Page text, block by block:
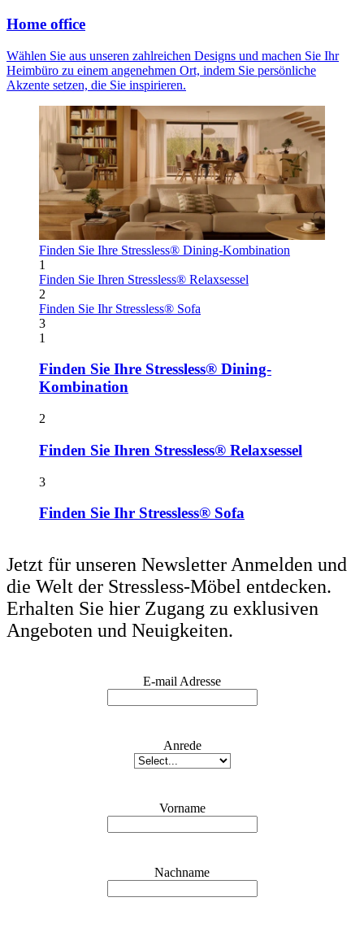
Home office
Wählen Sie aus unseren zahlreichen Designs und machen Sie Ihr
Heimbüro zu einem angenehmen Ort, indem Sie persönliche
Akzente setzen, die Sie inspirieren.
Finden Sie Ihre Stressless® Dining-Kombination
1
Finden Sie Ihren Stressless® Relaxsessel
2
Finden Sie Ihr Stressless® Sofa
3
1
Finden Sie Ihre Stressless® Dining-
Kombination
2
Finden Sie Ihren Stressless® Relaxsessel
3
Finden Sie Ihr Stressless® Sofa
Jetzt für unseren Newsletter Anmelden und
die Welt der Stressless-Möbel entdecken.
Erhalten Sie hier Zugang zu exklusiven
Angeboten und Neuigkeiten.
E-mail Adresse
Anrede
Vorname
Nachname